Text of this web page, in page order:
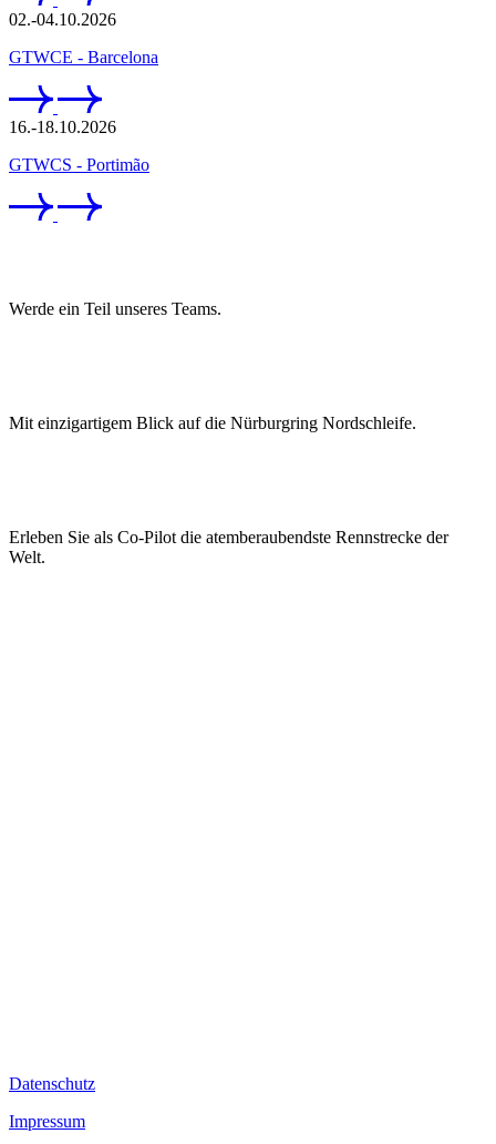
02.-04.10.2026
GTWCE - Barcelona
16.-18.10.2026
GTWCS - Portimão
Werde ein Teil unseres Teams.
Mit einzigartigem Blick auf die Nürburgring Nordschleife.
Erleben Sie als Co-Pilot die atemberaubendste Rennstrecke der
Welt.
Datenschutz
Impressum